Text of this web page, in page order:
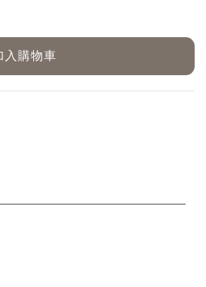
入購物車